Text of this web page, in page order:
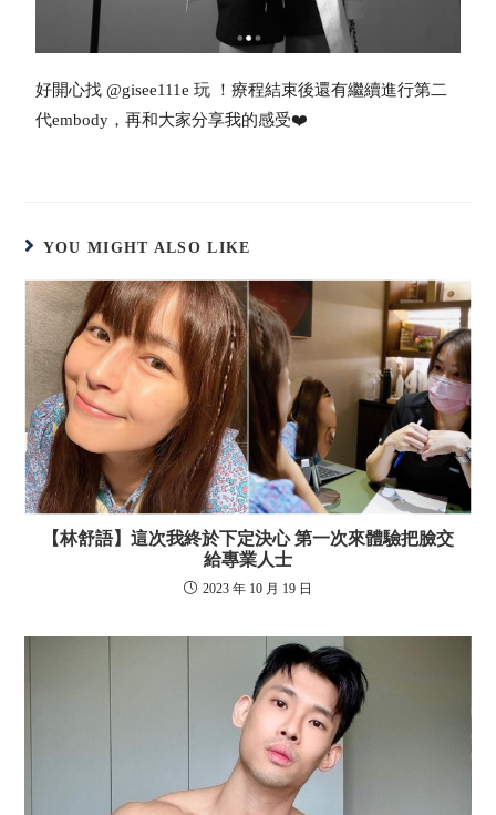
好開心找 @gisee111e 玩 ！療程結束後還有繼續進行第二
代embody，再和大家分享我的感受❤️
YOU MIGHT ALSO LIKE
【林舒語】這次我終於下定決心 第一次來體驗把臉交
給專業人士
2023 年 10 月 19 日